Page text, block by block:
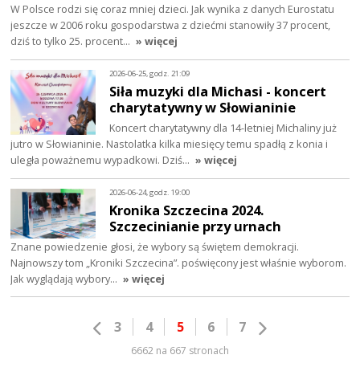
W Polsce rodzi się coraz mniej dzieci. Jak wynika z danych Eurostatu
jeszcze w 2006 roku gospodarstwa z dziećmi stanowiły 37 procent,
dziś to tylko 25. procent… » więcej
2026-06-25, godz. 21:09
Siła muzyki dla Michasi - koncert
charytatywny w Słowianinie
Koncert charytatywny dla 14-letniej Michaliny już
jutro w Słowianinie. Nastolatka kilka miesięcy temu spadłą z konia i
uległa poważnemu wypadkowi. Dziś… » więcej
2026-06-24, godz. 19:00
Kronika Szczecina 2024.
Szczecinianie przy urnach
Znane powiedzenie głosi, że wybory są świętem demokracji.
Najnowszy tom „Kroniki Szczecina”. poświęcony jest właśnie wyborom.
Jak wyglądają wybory… » więcej
3 4 5 6 7
6662 na 667 stronach